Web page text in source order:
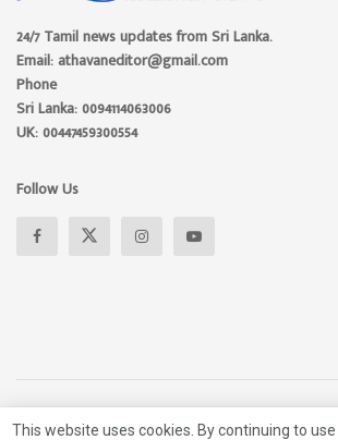
24/7 Tamil news updates from Sri Lanka.
Email: athavaneditor@gmail.com
Phone
Sri Lanka: 0094114063006
UK: 00447459300554
Follow Us
About Advertise Privacy Policy
This website uses cookies. By continuing to